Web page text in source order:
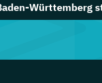
Württemberg